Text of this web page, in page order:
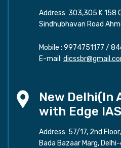
Address: 303,305 K 158
Sindhubhavan Road
Mobile : 9974751177 /
E-mail:
New Delhi(In
with Edge
Address: 57/17, 2nd
Bada Bazaar Marg,